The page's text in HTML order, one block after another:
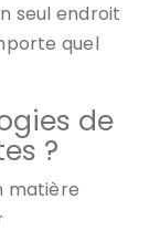
seul endroit
quel
de
?
matière